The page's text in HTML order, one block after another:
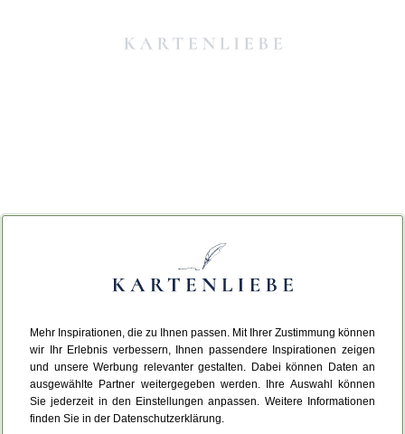
Mehr Inspirationen, die zu Ihnen passen. Mit Ihrer Zustimmung können
wir Ihr Erlebnis verbessern, Ihnen passendere Inspirationen zeigen
und unsere Werbung relevanter gestalten. Dabei können Daten an
ausgewählte Partner weitergegeben werden. Ihre Auswahl können
Sie jederzeit in den Einstellungen anpassen. Weitere Informationen
finden Sie in der Datenschutzerklärung.
Da ist etwas schiefgelaufen.
Leider ist ein technischer Fehler aufgetreten.
Bitte laden Sie die Seite neu.